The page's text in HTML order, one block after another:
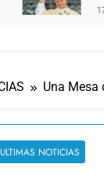
17 Horas
Una Mesa
ULTIMAS NOTICIAS